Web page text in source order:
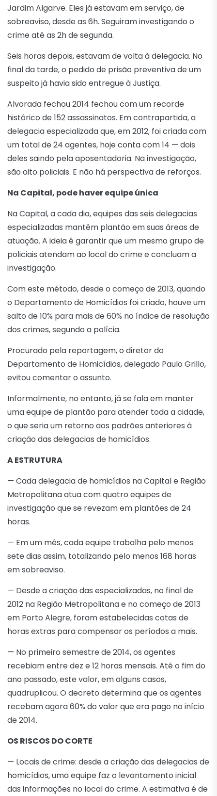
Jardim Algarve. Eles já estavam em serviço, de
sobreaviso, desde as 6h. Seguiram investigando o
crime até as 2h de segunda.
Seis horas depois, estavam de volta à delegacia. No
final da tarde, o pedido de prisão preventiva de um
suspeito já havia sido entregue à Justiça.
Alvorada fechou 2014 fechou com um recorde
histórico de 152 assassinatos. Em contrapartida, a
delegacia especializada que, em 2012, foi criada com
um total de 24 agentes, hoje conta com 14 — dois
deles saindo pela aposentadoria. Na investigação,
são oito policiais. E não há perspectiva de reforços.
Na Capital, pode haver equipe única
Na Capital, a cada dia, equipes das seis delegacias
especializadas mantêm plantão em suas áreas de
atuação. A ideia é garantir que um mesmo grupo de
policiais atendam ao local do crime e concluam a
investigação.
Com este método, desde o começo de 2013, quando
o Departamento de Homicídios foi criado, houve um
salto de 10% para mais de 60% no índice de resolução
dos crimes, segundo a polícia.
Procurado pela reportagem, o diretor do
Departamento de Homicídios, delegado Paulo Grillo,
evitou comentar o assunto.
Informalmente, no entanto, já se fala em manter
uma equipe de plantão para atender toda a cidade,
o que seria um retorno aos padrões anteriores à
criação das delegacias de homicídios.
A ESTRUTURA
— Cada delegacia de homicídios na Capital e Região
Metropolitana atua com quatro equipes de
investigação que se revezam em plantões de 24
horas.
— Em um mês, cada equipe trabalha pelo menos
sete dias assim, totalizando pelo menos 168 horas
em sobreaviso.
— Desde a criação das especializadas, no final de
2012 na Região Metropolitana e no começo de 2013
em Porto Alegre, foram estabelecidas cotas de
horas extras para compensar os períodos a mais.
— No primeiro semestre de 2014, os agentes
recebiam entre dez e 12 horas mensais. Até o fim do
ano passado, este valor, em alguns casos,
quadruplicou. O decreto determina que os agentes
recebam agora 60% do valor que era pago no início
de 2014.
OS RISCOS DO CORTE
— Locais de crime: desde a criação das delegacias de
homicídios, uma equipe faz o levantamento inicial
das informações no local do crime. A estimativa é de